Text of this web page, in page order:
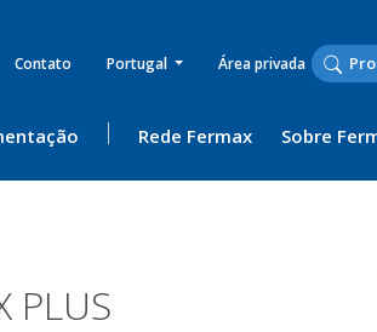
Contato Portugal Área privada
Rede Fermax Sobre
PLUS